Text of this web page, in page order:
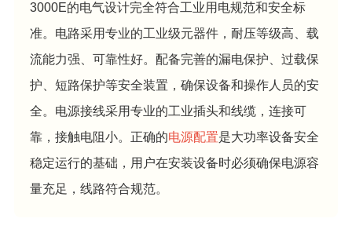
3000E的电气设计完全符合工业用电规范和安全标
准。电路采用专业的工业级元器件，耐压等级高、载
流能力强、可靠性好。配备完善的漏电保护、过载保
护、短路保护等安全装置，确保设备和操作人员的安
全。电源接线采用专业的工业插头和线缆，连接可
靠，接触电阻小。正确的电源配置是大功率设备安全
稳定运行的基础，用户在安装设备时必须确保电源容
量充足，线路符合规范。